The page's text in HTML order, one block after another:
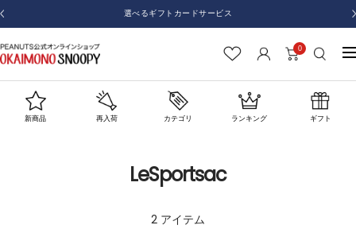
コ
ン
テ
ン
ツ
戻
選べるギフトカードサービス
お
0
ナ
新商品 再入荷 カテゴリ ランキング ギフト
LeSportsac
2 アイテム